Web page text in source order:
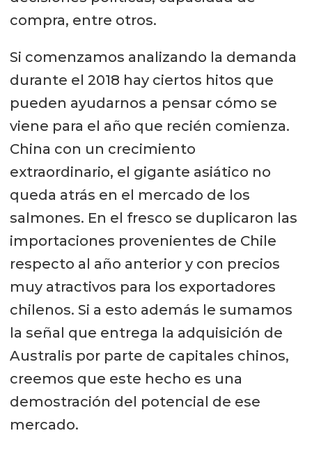
compra, entre otros.
Si comenzamos analizando la demanda
durante el 2018 hay ciertos hitos que
pueden ayudarnos a pensar cómo se
viene para el año que recién comienza.
China con un crecimiento
extraordinario, el gigante asiático no
queda atrás en el mercado de los
salmones. En el fresco se duplicaron las
importaciones provenientes de Chile
respecto al año anterior y con precios
muy atractivos para los exportadores
chilenos. Si a esto además le sumamos
la señal que entrega la adquisición de
Australis por parte de capitales chinos,
creemos que este hecho es una
demostración del potencial de ese
mercado.